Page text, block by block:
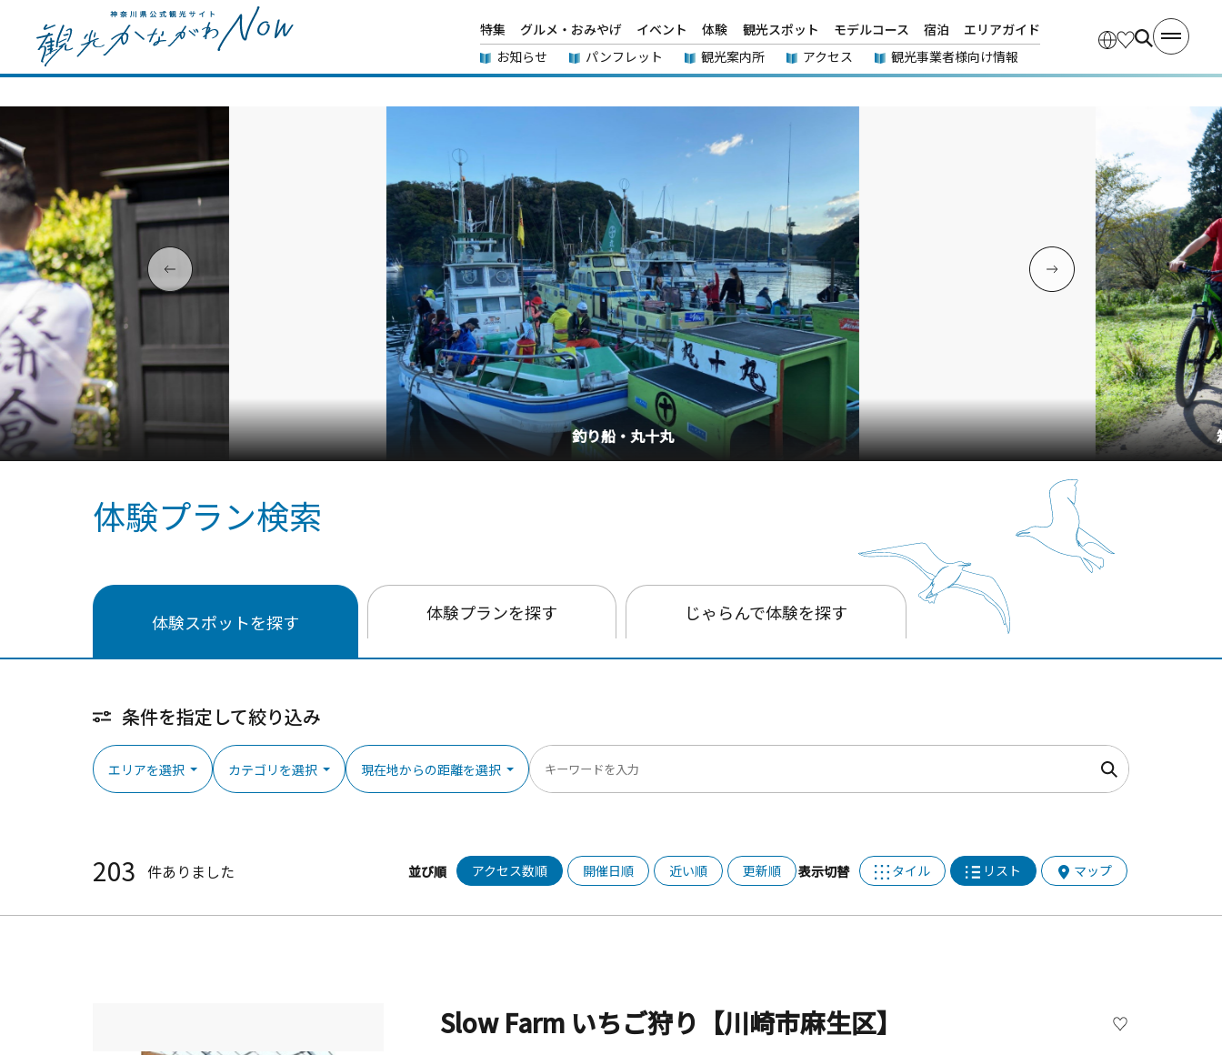
特集 グルメ・おみやげ イベント 体験 観光スポット モデルコース 宿泊
エリアガイド
お知らせ
パンフレット 観光案内所 アクセス 観光事業者様向け情報
釣り船・丸十丸
体験プラン検索
体験スポットを探す 体験プランを探す じゃらんで体験を探す
条件を指定して絞り込み
エリアを選択 カテゴリを選択 現在地からの距離を選択
203 件ありました 並び順 アクセス数順 開催日順 近い順 更新順 表示切替 タイル リスト マップ
Slow Farm いちご狩り【川崎市麻生区】